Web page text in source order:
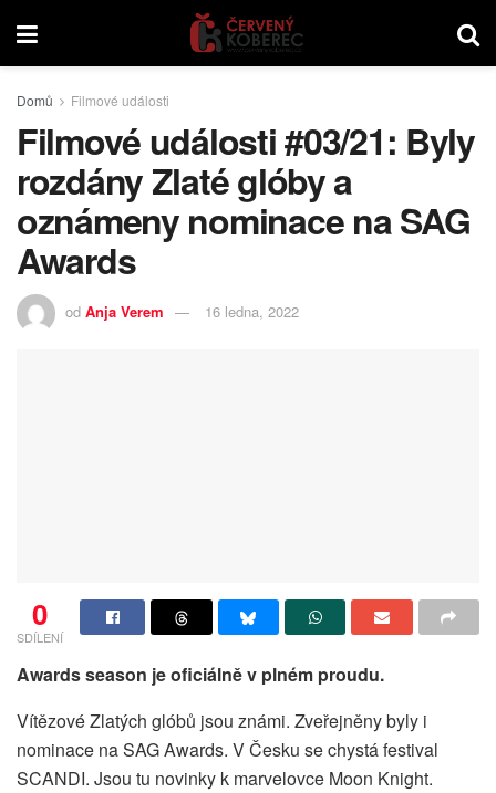
Domů Filmové události
Filmové události #03/21: Byly
rozdány Zlaté glóby a
oznámeny nominace na SAG
Awards
od Anja Verem 16 ledna, 2022
0
SDÍLENÍ
Awards season je oficiálně v plném proudu.
Vítězové Zlatých glóbů jsou známi. Zveřejněny byly i
nominace na SAG Awards. V Česku se chystá festival
SCANDI. Jsou tu novinky k marvelovce Moon Knight.